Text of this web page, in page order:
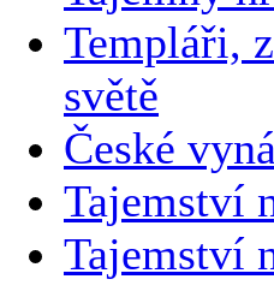
Templáři,
světě
České
Tajemství
Tajemství